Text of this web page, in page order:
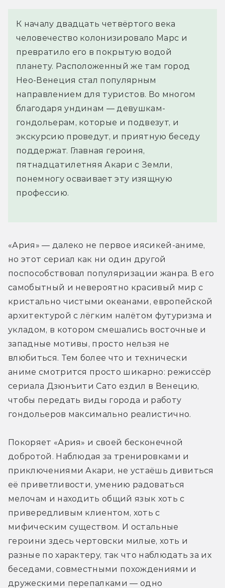
К началу двадцать четвёртого века
человечество колонизировало Марс и
превратило его в покрытую водой
планету. Расположенный же там город
Нео-Венеция стал популярным
направлением для туристов. Во многом
благодаря ундинам — девушкам-
гондольерам, которые и подвезут, и
экскурсию проведут, и приятную беседу
поддержат. Главная героиня,
пятнадцатилетняя Акари с Земли,
понемногу осваивает эту изящную
профессию.
«Ария» — далеко не первое иясикей-аниме,
но этот сериал как ни один другой
поспособствовал популяризации жанра. В его
самобытный и невероятно красивый мир с
кристально чистыми океанами, европейской
архитектурой с лёгким налётом футуризма и
укладом, в котором смешались восточные и
западные мотивы, просто нельзя не
влюбиться. Тем более что и технически
аниме смотрится просто шикарно: режиссёр
сериала Дзюнъити Сато ездил в Венецию,
чтобы передать виды города и работу
гондольеров максимально реалистично.
Покоряет «Ария» и своей бесконечной
добротой. Наблюдая за тренировками и
приключениями Акари, не устаёшь дивиться
её приветливости, умению радоваться
мелочам и находить общий язык хоть с
привередливым клиентом, хоть с
мифическим существом. И остальные
героини здесь чертовски милые, хоть и
разные по характеру, так что наблюдать за их
беседами, совместными похождениями и
дружескими перепалками — одно